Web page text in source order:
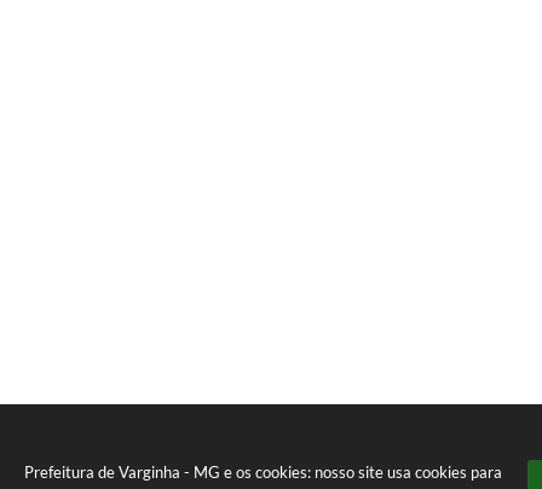
Prefeitura de Varginha - MG e os cookies: nosso site usa cookies para